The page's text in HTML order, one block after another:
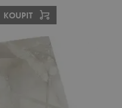
KOUPIT